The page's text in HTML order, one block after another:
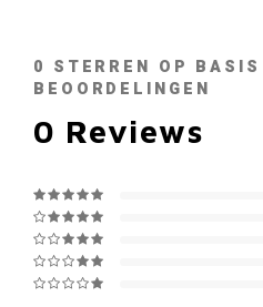
0 STERREN OP BASIS
BEOORDELINGEN
0 Reviews